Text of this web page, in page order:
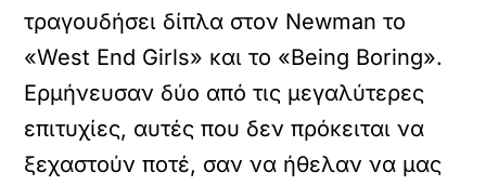
τραγουδήσει δίπλα στον Newman το
«West End Girls» και το «Being Boring».
Ερμήνευσαν δύο από τις μεγαλύτερες
επιτυχίες, αυτές που δεν πρόκειται να
ξεχαστούν ποτέ, σαν να ήθελαν να μας